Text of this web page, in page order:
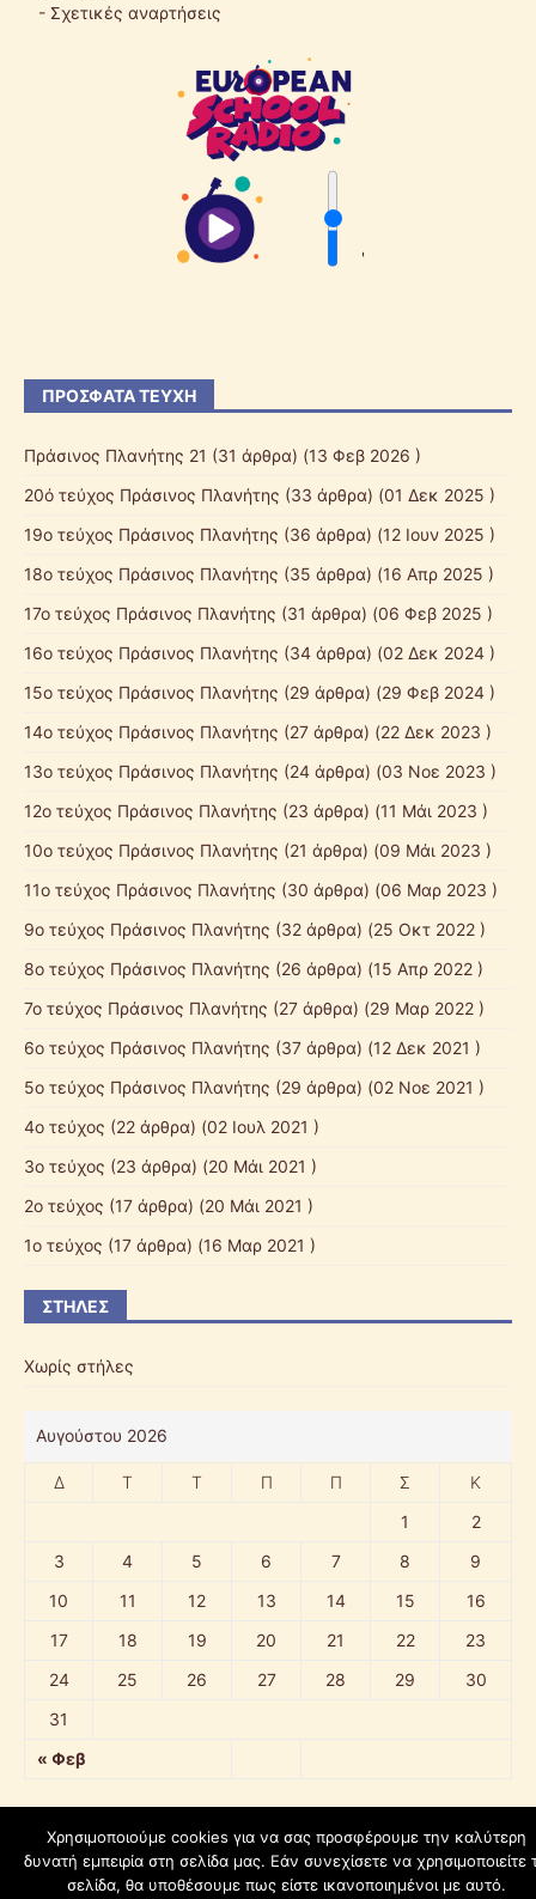
- Σχετικές αναρτήσεις
'
ΠΡΌΣΦΑΤΑ ΤΕΎΧΗ
Πράσινος Πλανήτης 21 (31 άρθρα) (13 Φεβ 2026 )
20ό τεύχος Πράσινος Πλανήτης (33 άρθρα) (01 Δεκ 2025 )
19ο τεύχος Πράσινος Πλανήτης (36 άρθρα) (12 Ιουν 2025 )
18ο τεύχος Πράσινος Πλανήτης (35 άρθρα) (16 Απρ 2025 )
17ο τεύχος Πράσινος Πλανήτης (31 άρθρα) (06 Φεβ 2025 )
16ο τεύχος Πράσινος Πλανήτης (34 άρθρα) (02 Δεκ 2024 )
15ο τεύχος Πράσινος Πλανήτης (29 άρθρα) (29 Φεβ 2024 )
14ο τεύχος Πράσινος Πλανήτης (27 άρθρα) (22 Δεκ 2023 )
13ο τεύχος Πράσινος Πλανήτης (24 άρθρα) (03 Νοε 2023 )
12ο τεύχος Πράσινος Πλανήτης (23 άρθρα) (11 Μάι 2023 )
10ο τεύχος Πράσινος Πλανήτης (21 άρθρα) (09 Μάι 2023 )
11ο τεύχος Πράσινος Πλανήτης (30 άρθρα) (06 Μαρ 2023 )
9ο τεύχος Πράσινος Πλανήτης (32 άρθρα) (25 Οκτ 2022 )
8ο τεύχος Πράσινος Πλανήτης (26 άρθρα) (15 Απρ 2022 )
7ο τεύχος Πράσινος Πλανήτης (27 άρθρα) (29 Μαρ 2022 )
6ο τεύχος Πράσινος Πλανήτης (37 άρθρα) (12 Δεκ 2021 )
5ο τεύχος Πράσινος Πλανήτης (29 άρθρα) (02 Νοε 2021 )
4ο τεύχος (22 άρθρα) (02 Ιουλ 2021 )
3ο τεύχος (23 άρθρα) (20 Μάι 2021 )
2ο τεύχος (17 άρθρα) (20 Μάι 2021 )
1ο τεύχος (17 άρθρα) (16 Μαρ 2021 )
ΣΤΉΛΕΣ
Χωρίς στήλες
Αυγούστου 2026
Δ Τ Τ Π Π Σ Κ
« Φεβ
1
2
3
4 5 6 7 8
9
10
11 12 13 14 15
16
17
18 19 20 21 22
23
24
25 26 27 28 29
30
31
schoolpress.sch.gr
Χρησιμοποιούμε cookies για να σας προσφέρουμε την καλύτερη
δυνατή εμπειρία στη σελίδα μας. Εάν συνεχίσετε να χρησιμοποιείτε
σελίδα, θα υποθέσουμε πως είστε ικανοποιημένοι με αυτό.